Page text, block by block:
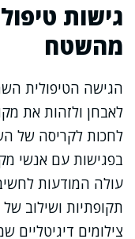
גישות
מהשטח
הגישה הטיפולית
לאבחן ולזהות את
לחכות לקריסה של
בפגישות עם אנשי
עולה המודעות
תקופתיות ושילוב של
צילומים דיגיטליים